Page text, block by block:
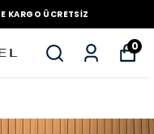
KARGO ÜCRETSIZ
0